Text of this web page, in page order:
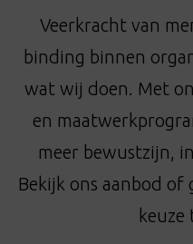
Veerkracht van
binding binnen
wat wij doen. Met
en
meer bewustzijn,
Bekijk ons aanbod
keuze